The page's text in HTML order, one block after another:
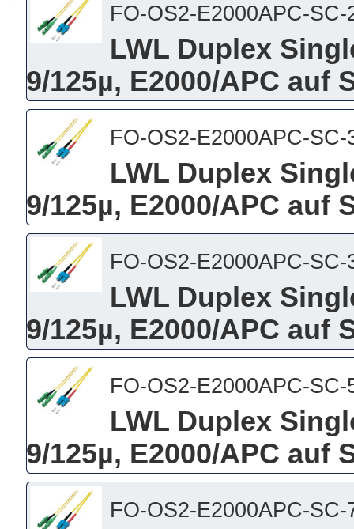
FO-OS2-E2000APC-SC-
LWL Duplex
9/125µ, E2000/APC auf
FO-OS2-E2000APC-SC-
LWL Duplex
9/125µ, E2000/APC auf
FO-OS2-E2000APC-SC-
LWL Duplex
9/125µ, E2000/APC auf
FO-OS2-E2000APC-SC-
LWL Duplex
9/125µ, E2000/APC auf
FO-OS2-E2000APC-SC-